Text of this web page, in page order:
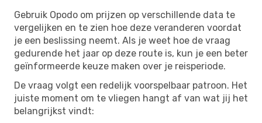
Gebruik Opodo om prijzen op verschillende data te
vergelijken en te zien hoe deze veranderen voordat
je een beslissing neemt. Als je weet hoe de vraag
gedurende het jaar op deze route is, kun je een beter
geïnformeerde keuze maken over je reisperiode.
De vraag volgt een redelijk voorspelbaar patroon. Het
juiste moment om te vliegen hangt af van wat jij het
belangrijkst vindt: